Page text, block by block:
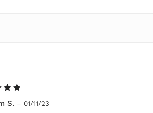
S. – 01/11/23